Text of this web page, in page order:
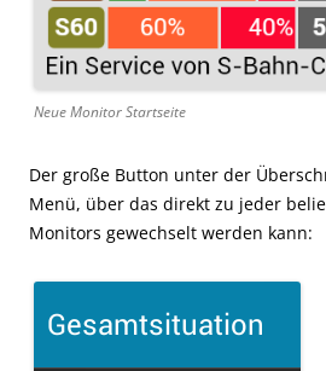
Neue Monitor Startseite
Der große Button unter der
Menü, über das direkt zu jeder
Monitors gewechselt werden kann: